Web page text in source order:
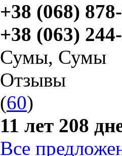
+38 (068)
+38 (063)
Сумы, Сумы
Отзывы
(60)
11 лет 208
Все